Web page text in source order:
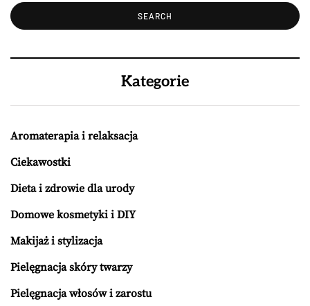
Kategorie
Aromaterapia i relaksacja
Ciekawostki
Dieta i zdrowie dla urody
Domowe kosmetyki i DIY
Makijaż i stylizacja
Pielęgnacja skóry twarzy
Pielęgnacja włosów i zarostu